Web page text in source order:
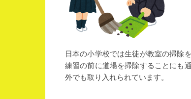
日本の小学校では生徒が教室の掃除
練習の前に道場を掃除することにも
外でも取り入れられています。